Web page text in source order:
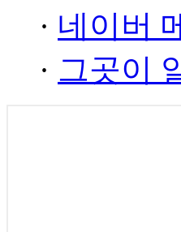
· 네이버
· 그곳이